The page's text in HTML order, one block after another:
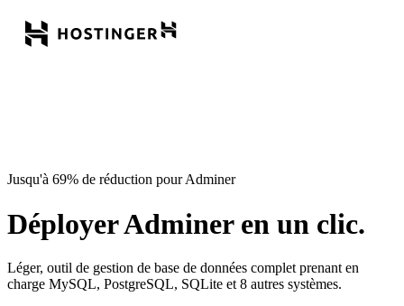
Jusqu'à 69% de réduction pour Adminer
Déployer Adminer en un clic.
Léger, outil de gestion de base de données complet prenant en
charge MySQL, PostgreSQL, SQLite et 8 autres systèmes.